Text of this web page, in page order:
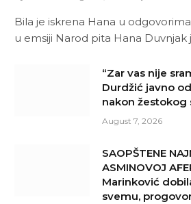
Bila je iskrena Hana u
u emsiji Narod pita Hana Duvnjak
“Zar vas nije
Durdžić javno
nakon žestokog
August 7, 2026
SAOPŠTENE
ASMINOVOJ
Marinković
svemu,